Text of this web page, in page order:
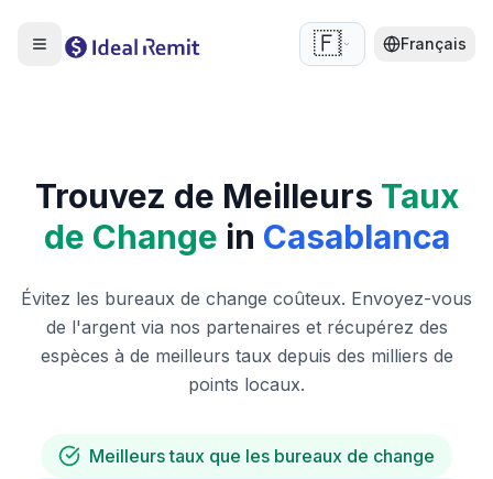
🇫🇷 Français
Trouvez de Meilleurs Taux
de Change in Casablanca
Évitez les bureaux de change coûteux. Envoyez-vous
de l'argent via nos partenaires et récupérez des
espèces à de meilleurs taux depuis des milliers de
points locaux.
Meilleurs taux que les bureaux de change